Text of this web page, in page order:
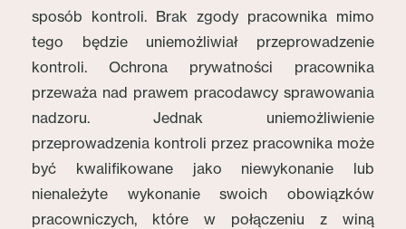
sposób kontroli. Brak zgody pracownika mimo
tego będzie uniemożliwiał przeprowadzenie
kontroli. Ochrona prywatności pracownika
przeważa nad prawem pracodawcy sprawowania
nadzoru. Jednak uniemożliwienie
przeprowadzenia kontroli przez pracownika może
być kwalifikowane jako niewykonanie lub
nienależyte wykonanie swoich obowiązków
pracowniczych, które w połączeniu z winą